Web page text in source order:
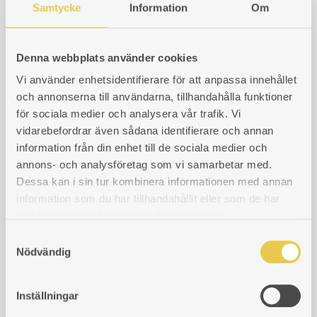
Samtycke Information Om
Denna webbplats använder cookies
Vi använder enhetsidentifierare för att anpassa innehållet
och annonserna till användarna, tillhandahålla funktioner
för sociala medier och analysera vår trafik. Vi
vidarebefordrar även sådana identifierare och annan
information från din enhet till de sociala medier och
annons- och analysföretag som vi samarbetar med.
Dessa kan i sin tur kombinera informationen med annan
information som du har tillhandahållit eller som de har
Nödvändig
Inställningar
Husqvarna 27
Husqvarna 61
Husqvarna 125
Husqvarna 225
Husqvarna 226
Husqvarna 228